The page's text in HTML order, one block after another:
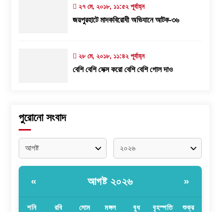
২৭ মে, ২০১৮, ১১:৫২ পূর্বাহ্ন
জয়পুরহাটে মাদকবিরোধী অভিযানে আটক-৩৬
২৮ মে, ২০১৮, ১১:৪২ পূর্বাহ্ন
বেশি বেশি সেক্স করো বেশি বেশি গোল দাও
পুরোনো সংবাদ
« আগষ্ট ২০২৬ »
শনি রবি সোম মঙ্গল বুধ বৃহস্পতি শুক্র